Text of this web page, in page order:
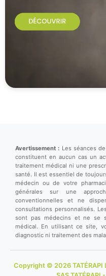
Avertissement : Les séances
constituent en aucun cas un
traitement médical ni une
santé. Il est essentiel de
médecin ou de votre
générales sur une
conventionnelles et ne
consultations personnalisés.
sont pas médecins et ne se
médical. En utilisant ce site,
diagnostic ni traitement des
Copyright © 2026 TATÉRAPI